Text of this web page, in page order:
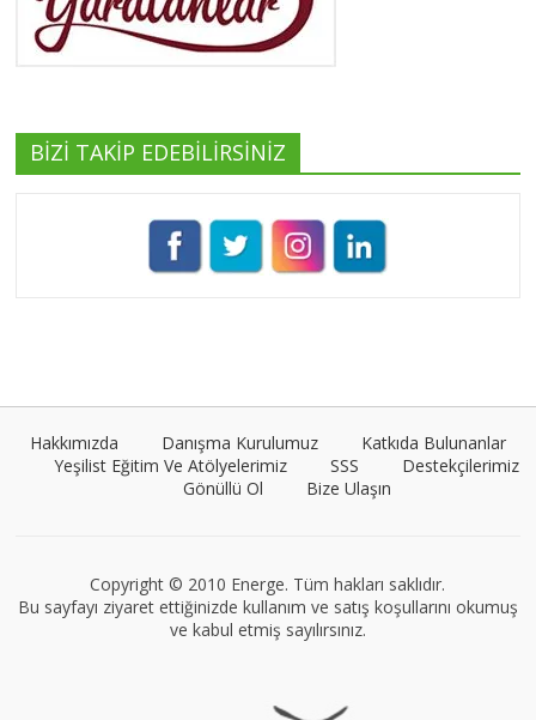
Yeşilist
Tüm yazıları görüntüle
BİZİ TAKİP EDEBİLİRSİNİZ
Hakkımızda Danışma Kurulumuz
Katkıda Bulunanlar
Yeşilist Eğitim Ve Atölyelerimiz
SSS
Destekçilerimiz
Gönüllü Ol
Bize Ulaşın
Copyright © 2010 Energe. Tüm hakları saklıdır.
Bu sayfayı ziyaret ettiğinizde kullanım ve satış koşullarını okumuş
ve kabul etmiş sayılırsınız.